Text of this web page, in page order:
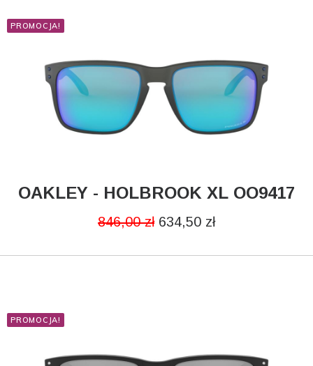
Oakley
MATERIAŁ
Nie
PROMOCJA!
CZYTAJ DALEJ
OAKLEY - HOLBROOK XL OO9417
846,00zł 634,50 zł
PROMOCJA!